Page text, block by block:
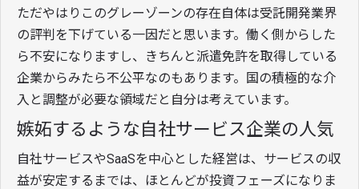
ただやはりこのグレーゾーンの存在自体は受託開発業界
の評判を下げている一因だと思います。働く側からした
ら不安になりますし、きちんと派遣免許を取得している
企業からみたら不公平なのもあります。国の積極的な介
入と調整が必要な領域だと自分は考えています。
嫉妬するような自社サービス企業の人気
自社サービスやSaaSを中心とした経営は、サービスの収
益が安定するまでは、ほとんどが投資フェーズになりま